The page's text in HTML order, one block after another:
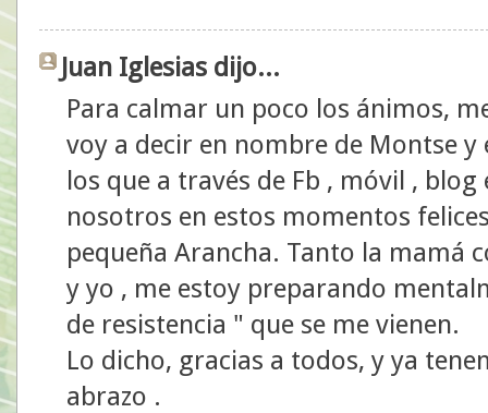
Juan Iglesias dijo...
Para calmar un poco los ánimos,
voy a decir en nombre de Montse
los que a través de Fb , móvil ,
nosotros en estos momentos
pequeña Arancha. Tanto la mamá
y yo , me estoy preparando
de resistencia " que se me vienen.
Lo dicho, gracias a todos, y ya
abrazo .